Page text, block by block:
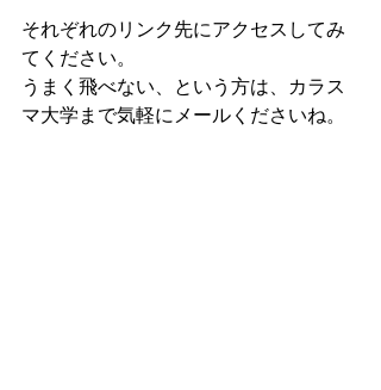
それぞれのリンク先にアクセスしてみ
てください。
うまく飛べない、という方は、カラス
マ大学まで気軽にメールくださいね。